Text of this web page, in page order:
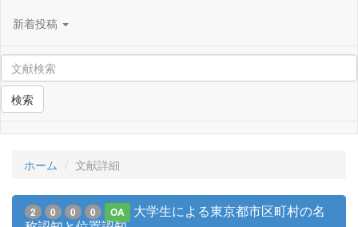
新着投稿
検索
ホーム 文献詳細
2 0 0 0 OA
大学生による東京都市区町村の名